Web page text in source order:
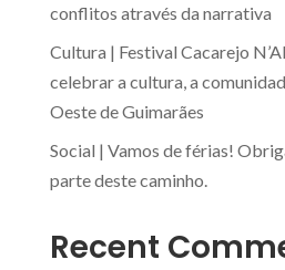
conflitos através da narrativa
Cultura | Festival Cacarejo
celebrar a cultura, a
Oeste de Guimarães
Social | Vamos de férias!
parte deste caminho.
Recent